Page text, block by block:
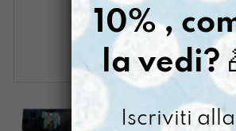
10% ,
la vedi?
Iscriviti alla